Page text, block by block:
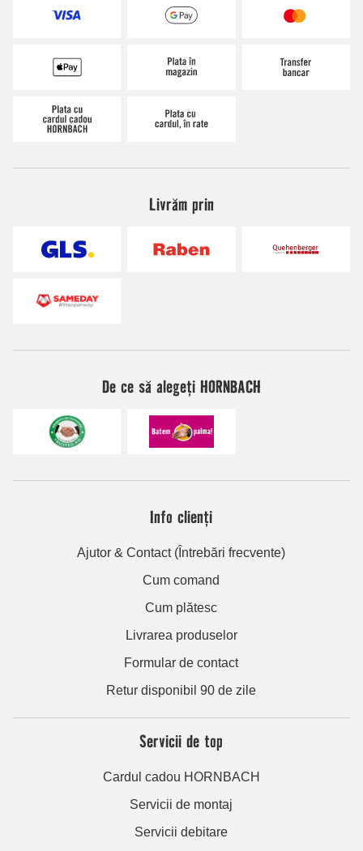
Livrăm prin
De ce să alegeți HORNBACH
Info clienți
Ajutor & Contact (Întrebări frecvente)
Cum comand
Cum plătesc
Livrarea produselor
Formular de contact
Retur disponibil 90 de zile
Servicii de top
Cardul cadou HORNBACH
Servicii de montaj
Servicii debitare